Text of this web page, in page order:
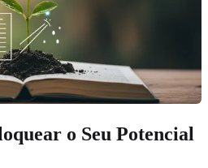
o Seu Potencial